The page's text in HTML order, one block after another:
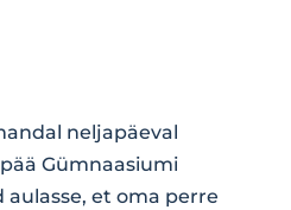
neljapäeval
Gümnaasiumi
aulasse, et oma perre